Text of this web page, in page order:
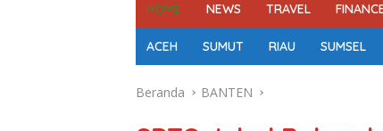
HOME NEWS TRAVEL
ACEH SUMUT RIAU SUMSEL
Beranda BANTEN